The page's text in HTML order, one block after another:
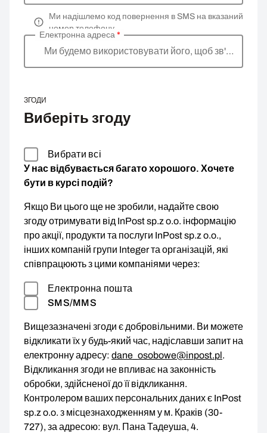
Ми надішлемо код повернення в SMS на вказаний
номер телефону
Ми будемо використовувати його, щоб зв'язатися
Електронна адреса*
ЗГОДИ
Виберіть згоду
Вибрати всі
У нас відбувається багато хорошого. Хочете
бути в курсі подій?
Якщо Ви цього ще не зробили, надайте свою
згоду отримувати від InPost sp.z o.o. інформацію
про акції, продукти та послуги InPost sp.z o.o.,
інших компаній групи Integer та організацій, які
співпрацюють з цими компаніями через:
Електронна пошта
SMS/MMS
Вищезазначені згоди є добровільними. Ви можете
відкликати їх у будь-який час, надіславши запит на
електронну адресу: dane_osobowe@inpost.pl.
Відкликання згоди не впливає на законність
обробки, здійсненої до її відкликання.
Контролером ваших персональних даних є InPost
sp.z o.o. з місцезнаходженням у м. Краків (30-
727), за адресою: вул. Пана Тадеуша, 4.